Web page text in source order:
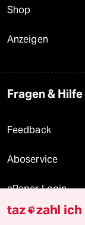
Shop
Anzeigen
Fragen & Hilfe
Feedback
Aboservice
ePaper Login
Downloads für
taz zahl ich